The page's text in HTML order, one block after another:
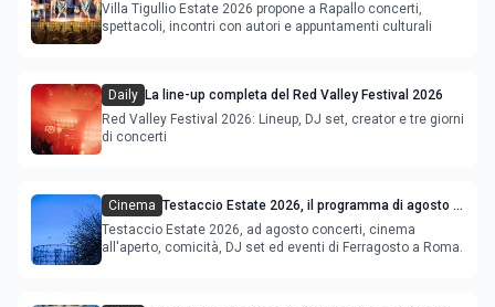
Villa Tigullio Estate 2026 propone a Rapallo concerti,
spettacoli, incontri con autori e appuntamenti culturali
Daily La line-up completa del Red Valley Festival 2026
Red Valley Festival 2026: Lineup, DJ set, creator e tre giorni
di concerti
Cinema Testaccio Estate 2026, il programma di agosto e
Ferragosto
Testaccio Estate 2026, ad agosto concerti, cinema
all'aperto, comicità, DJ set ed eventi di Ferragosto a Roma.